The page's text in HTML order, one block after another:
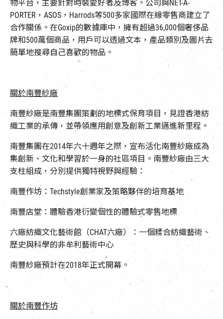
物平台，主要針對時裝愛好者及博客。公司與NET-A-
PORTER，ASOS，Harrods等500多家國際在線零售商建立了
合作關係。在Goxip的數據庫中，擁有超過36,000個奢侈品
牌和500萬個商品，用戶可以透過文本，產品類別及圖片去
簡單地搜尋自己喜歡的物品。
關於南豐紗廠
南豐紗廠是南豐集團策劃的地標式保育項目，見證香港紡
織工業的承傳，並帶領應用創意及創新工業邁進新里程。
南豐集團在2014年六十週年之際，宣布活化南豐紗廠成為
集創新、文化和學習於一身的社區項目。南豐紗廠由三大
支柱組成，分別提供獨特視野與經驗：
南豐作坊：Techstyle創業家及策略夥伴的培育基地
南豐店堂：體驗香港衍變個性的體驗式零售地標
六廠紡織文化藝術館（CHAT六廠）：一個糅合紡織藝術、
歷史與科學的非牟利藝術中心
南豐紗廠預計在2018年正式開幕。
關於南豐作坊